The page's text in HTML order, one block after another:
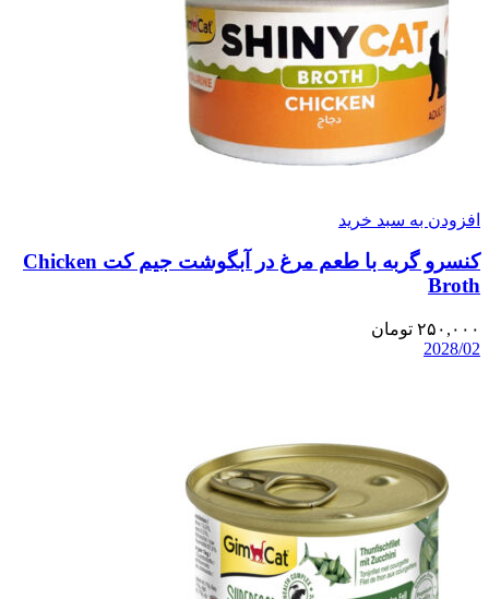
افزودن به سبد خرید
کنسرو گربه با طعم مرغ در آبگوشت جیم کت Chicken
Broth
۲۵۰,۰۰۰ تومان
2028/02